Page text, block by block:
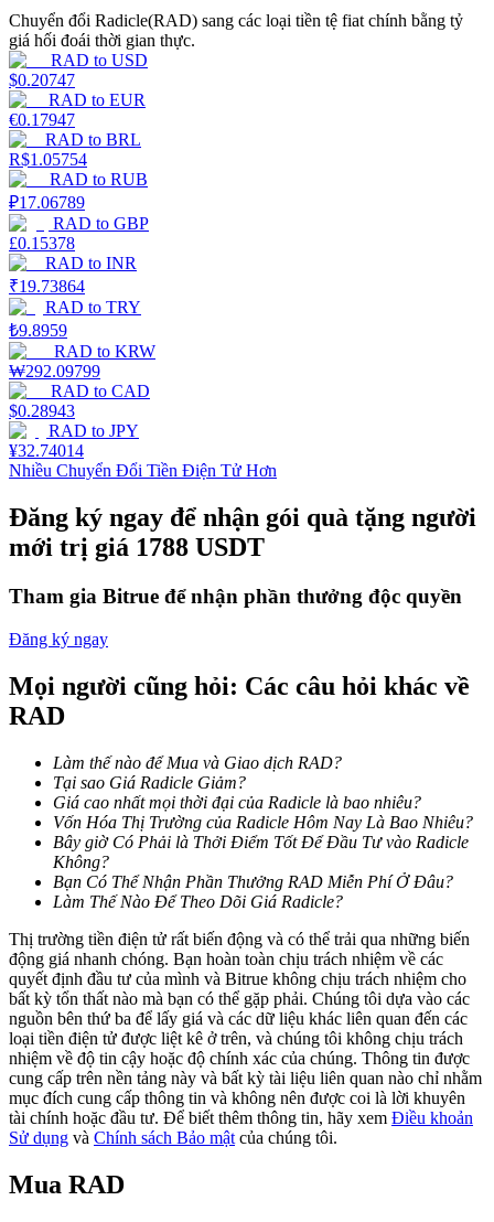
Power Piggy
Làm cho tài sản của bạn tăng giá trị đều đặn
Staking
Lợi nhuận cao và truy cập ngay lập tức
Launchpool
Khóa BTR
Đầu tư độc quyền cho người nắm giữ BTR
Khoản vay
Dịch vụ vay được hỗ trợ bằng tiền điện tử
Chuyển đổi Radicle(RAD) sang các loại tiền tệ fiat chính bằng tỷ
giá hối đoái thời gian thực.
RAD to USD
$0.20747
RAD to EUR
€0.17947
RAD to BRL
R$1.05754
RAD to RUB
₽17.06789
RAD to GBP
£0.15378
RAD to INR
₹19.73864
RAD to TRY
₺9.8959
RAD to KRW
₩292.09799
RAD to CAD
$0.28943
RAD to JPY
¥32.74014
Nhiều Chuyển Đổi Tiền Điện Tử Hơn
Đăng ký ngay để nhận gói quà tặng người
mới trị giá 1788 USDT
Tham gia Bitrue để nhận phần thưởng độc quyền
Đăng ký ngay
Mọi người cũng hỏi: Các câu hỏi khác về
RAD
Làm thế nào để Mua và Giao dịch RAD?
Tại sao Giá Radicle Giảm?
Giá cao nhất mọi thời đại của Radicle là bao nhiêu?
Vốn Hóa Thị Trường của Radicle Hôm Nay Là Bao Nhiêu?
Bây giờ Có Phải là Thởi Điểm Tốt Để Đầu Tư vào Radicle
Không?
Bạn Có Thể Nhận Phần Thưởng RAD Miễn Phí Ở Đâu?
Làm Thế Nào Để Theo Dõi Giá Radicle?
Thị trường tiền điện tử rất biến động và có thể trải qua những biến
động giá nhanh chóng. Bạn hoàn toàn chịu trách nhiệm về các
quyết định đầu tư của mình và Bitrue không chịu trách nhiệm cho
bất kỳ tổn thất nào mà bạn có thể gặp phải. Chúng tôi dựa vào các
nguồn bên thứ ba để lấy giá và các dữ liệu khác liên quan đến các
loại tiền điện tử được liệt kê ở trên, và chúng tôi không chịu trách
nhiệm về độ tin cậy hoặc độ chính xác của chúng. Thông tin được
cung cấp trên nền tảng này và bất kỳ tài liệu liên quan nào chỉ nhằm
mục đích cung cấp thông tin và không nên được coi là lời khuyên
tài chính hoặc đầu tư. Để biết thêm thông tin, hãy xem Điều khoản
Sử dụng và Chính sách Bảo mật của chúng tôi.
Mua RAD